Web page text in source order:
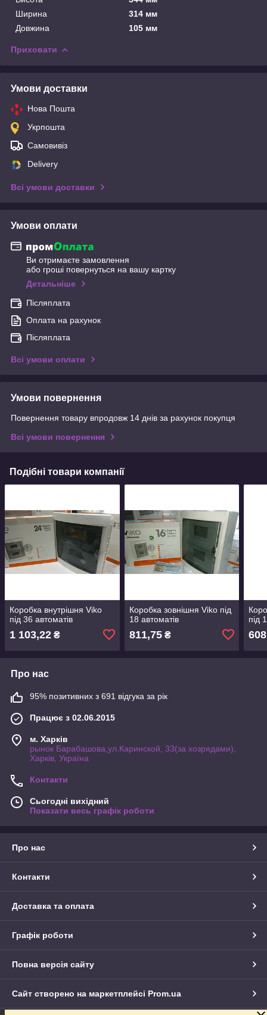
Ширина
314 мм
Довжина
105 мм
Приховати
Умови доставки
Нова Пошта
Укрпошта
Самовивіз
Delivery
Всі умови доставки
Умови оплати
Ви отримаєте замовлення
або гроші повернуться на вашу картку
Детальніше
Післяплата
Оплата на рахунок
Післяплата
Всі умови оплати
Умови повернення
Повернення товару впродовж 14 днів за рахунок покупця
Всі умови повернення
Подібні товари компанії
Коробка внутрішня Viko
під 36 автоматів
1 103,22 ₴
Коробка зовнішня Viko під
18 автоматів
811,75₴
під
Про нас
95% позитивних з 691 відгука за рік
Працює з 02.06.2015
м. Харків
рынок Барабашова,ул.Каринской, 33(за хозрядами),
Харків, Україна
Контакти
Сьогодні вихідний
Показати весь графік роботи
Про нас
Контакти
Доставка та оплата
Графік роботи
Повна версія сайту
Сайт створено на маркетплейсі Prom.ua